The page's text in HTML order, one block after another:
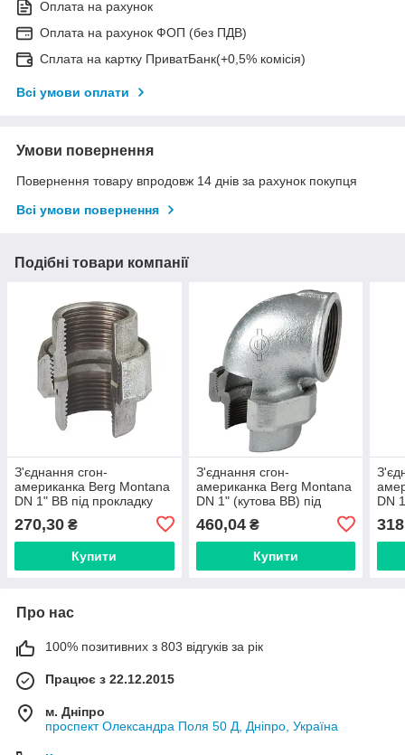
Оплата на рахунок
Оплата на рахунок ФОП (без ПДВ)
Сплата на картку ПриватБанк(+0,5% комісія)
Всі умови оплати
Умови повернення
Повернення товару впродовж 14 днів за рахунок покупця
Всі умови повернення
Подібні товари компанії
З'єднання сгон-
американка Berg Montana
DN 1" ВВ під прокладку
270,30 ₴
Купити
З'єднання сгон-
американка Berg Montana
DN 1" (кутова ВВ) під
9525005
460,04₴
Купити
DN
318
Про нас
100% позитивних з 803 відгуків за рік
Працює з 22.12.2015
м. Дніпро
проспект Олександра Поля 50 Д, Дніпро, Україна